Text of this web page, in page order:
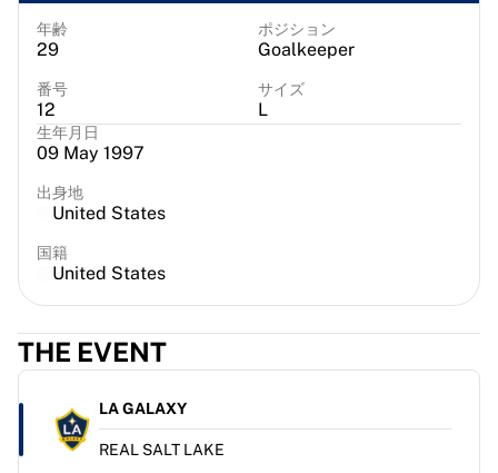
チーム・ヴィスマ | リース・ア・バイク
スーダル・クイックステップ
Netcompany INEOS
EFエデュケーション
チーム・ジェイコ・アルウラ
自転車競技をすべて表示
ラグビー
フランス・ラグビー
グロスター・ラグビー
バース・ラグビー
ASMクレルモン・オーヴェルニュ
ハーレクインズ
ラグビーをすべて表示
クリケット
イングランド・クリケット
デリー・キャピタルズ
西インド諸島
クリケット・アイルランド
年齢
29
ポジション
Goalkeeper
番号
12
サイズ
L
生年月日
09 May 1997
出身地
United States
国籍
United States
THE EVENT
LA GALAXY
REAL SALT LAKE